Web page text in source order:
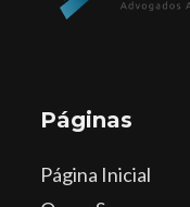
Páginas
Página Inicial